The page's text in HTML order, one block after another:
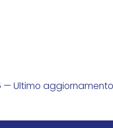
Ultimo